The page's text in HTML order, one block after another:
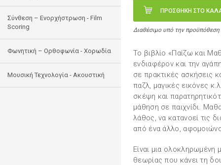
Σύνθεση – Ενορχήστρωση - Film
Scoring
Φωνητική – Ορθοφωνία - Χορωδία
Μουσική Τεχνολογία - Ακουστική
ΠΡΟΣΘΗΚΗ ΣΤΟ
Διαθέσιμο υπό την
Το βιβλίο «Παίζω και
ενδιαφέρον και την
σε πρακτικές ασκήσεις
παζλ, μαγικές εικόνες
σκέψη και
μάθηση σε παιχνίδι.
λάθος, να κατανοεί τις
από ένα άλλο,
Είναι μια
θεωρίας που κάνει τη